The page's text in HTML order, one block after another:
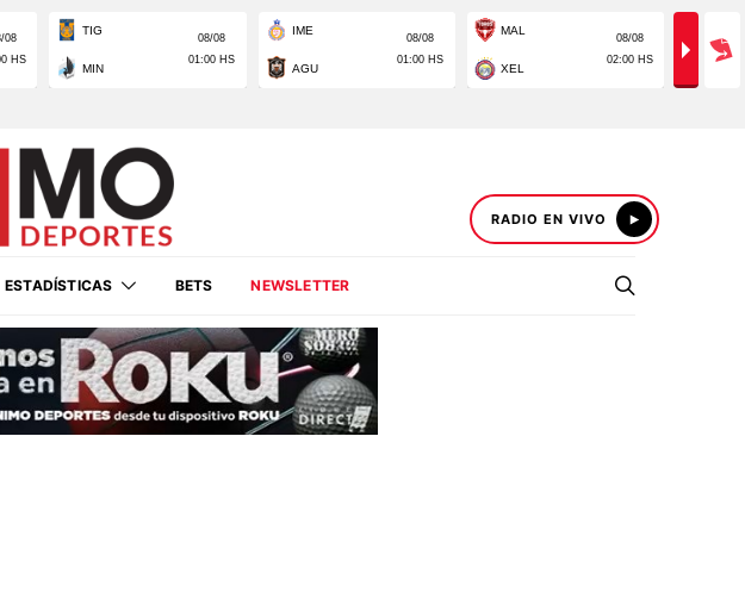
RADIO EN VIVO
ESTADÍSTICAS BETS NEWSLETTER